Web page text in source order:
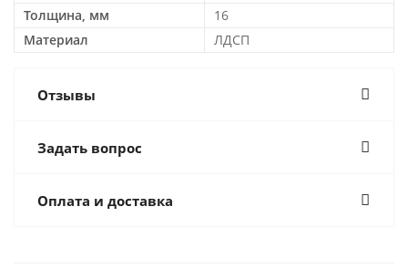
Толщина, мм
16
Материал
ЛДСП
Отзывы
Задать вопрос
Оплата и доставка